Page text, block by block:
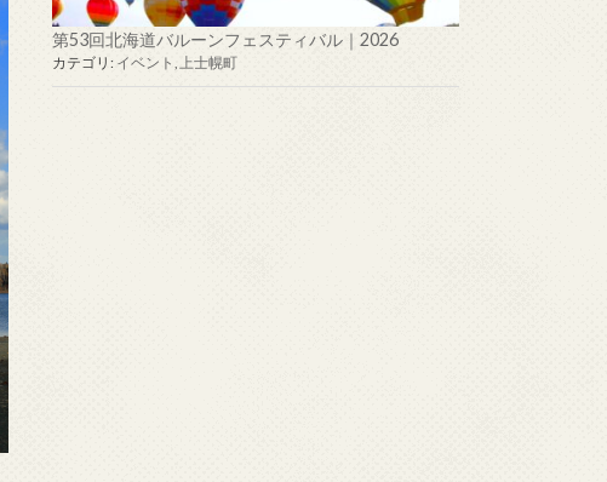
第53回北海道バルーンフェスティバル｜2026
カテゴリ: イベント 上士幌町